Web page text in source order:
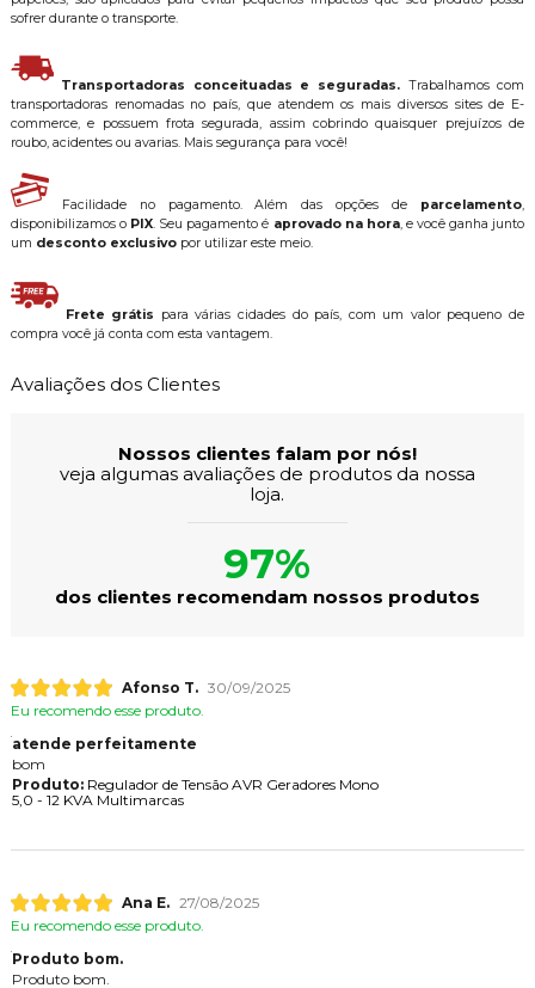
sofrer durante o transporte.
Transportadoras conceituadas e seguradas. Trabalhamos com
transportadoras renomadas no país, que atendem os mais diversos sites de E-
commerce, e possuem frota segurada, assim cobrindo quaisquer prejuízos de
roubo, acidentes ou avarias. Mais segurança para você!
Facilidade no pagamento. Além das opções de parcelamento,
disponibilizamos o PIX. Seu pagamento é aprovado na hora, e você ganha junto
um desconto exclusivopor utilizar este meio.
Frete grátis para várias cidades do país, com um valor pequeno de
compra você já conta com esta vantagem.
Avaliações dos Clientes
Nossos clientes falam por nós!
veja algumas avaliações de produtos da nossa
loja.
97%
dos clientes recomendam nossos produtos
Afonso T. 30/09/2025
Eu recomendo esse produto.
atende perfeitamente
bom
Produto:Regulador de Tensão AVR Geradores Mono
5,0 - 12 KVA Multimarcas
Ana E. 27/08/2025
Eu recomendo esse produto.
Produto bom.
Produto bom.